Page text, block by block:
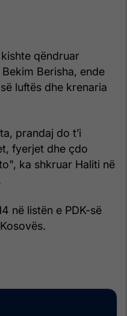
qëndruar
Berisha, ende
luftës dhe krenaria
prandaj do t’i
fyerjet dhe çdo
ka shkruar Haliti në
në listën e PDK-së